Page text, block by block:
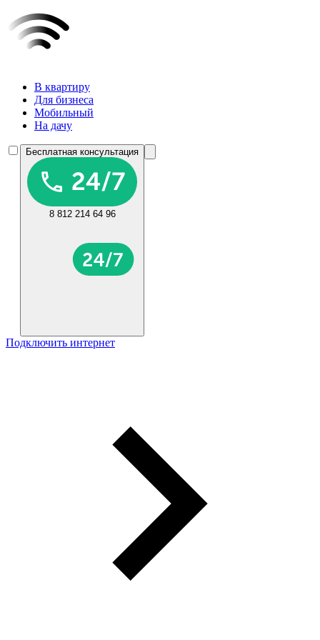
В квартиру
Для бизнеса
Мобильный
На дачу
Бесплатная консультация
8 812 214 64 96
Подключить интернет